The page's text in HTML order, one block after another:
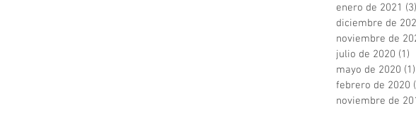
enero de 2021 (3)
diciembre de
noviembre de
julio de 2020 (1)
mayo de 2020 (1)
febrero de 2020
noviembre de